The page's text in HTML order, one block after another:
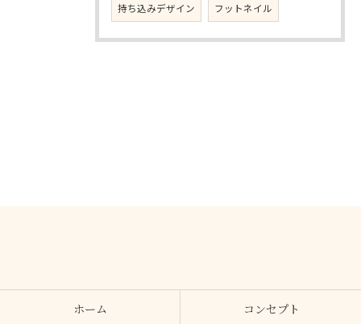
持ち込みデザイン フットネイル
ホーム コンセプト